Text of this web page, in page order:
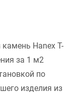
Hanex T-
за 1 м2
по
изделия из